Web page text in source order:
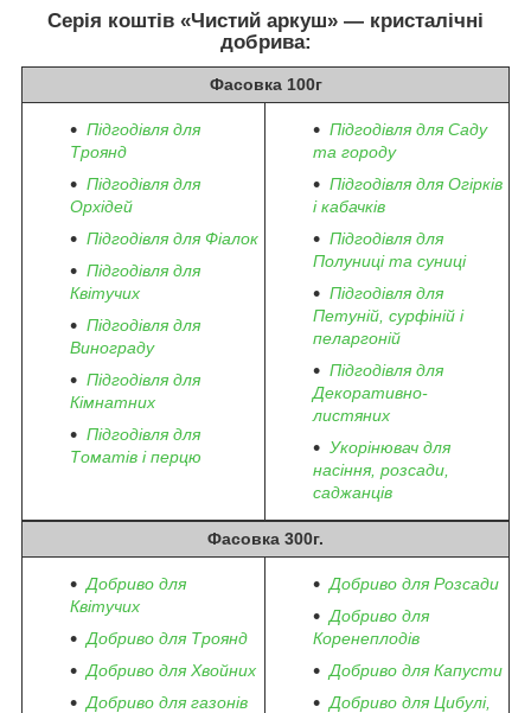
Серія коштів «Чистий аркуш» — кристалічні
добрива:
Фасовка 100г
Підгодівля для
Троянд
Підгодівля для
Орхідей
Підгодівля для Фіалок
Підгодівля для
Квітучих
Підгодівля для
Винограду
Підгодівля для
Кімнатних
Підгодівля для
Томатів і перцю
Підгодівля для Саду
та городу
Підгодівля для Огірків
і кабачків
Підгодівля для
Полуниці та суниці
Підгодівля для
Петуній, сурфіній і
пеларгоній
Підгодівля для
Декоративно-
листяних
Укорінювач для
насіння, розсади,
саджанців
Фасовка 300г.
Добриво для
Квітучих
Добриво для Троянд
Добриво для Хвойних
Добриво для газонів
Добриво для Розсади
Добриво для
Коренеплодів
Добриво для Капусти
Добриво для Цибулі,